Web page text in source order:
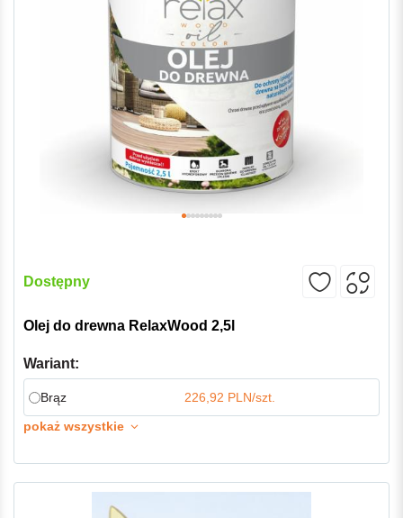
Dostępny
Olej do drewna RelaxWood 2,5l
Wariant:
Brąz
226,92 PLN/szt.
pokaż wszystkie